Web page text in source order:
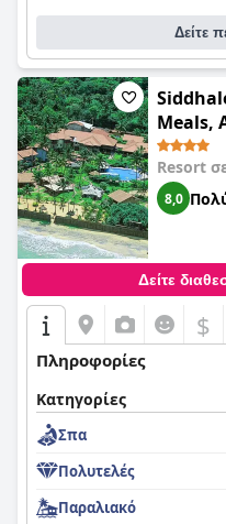
Δείτε
Meals,
Yoga
Resort
8,0
Δείτε
$
Πληροφορίες
Κατηγορίες
Σπα
Πολυτελές
Παραλιακό